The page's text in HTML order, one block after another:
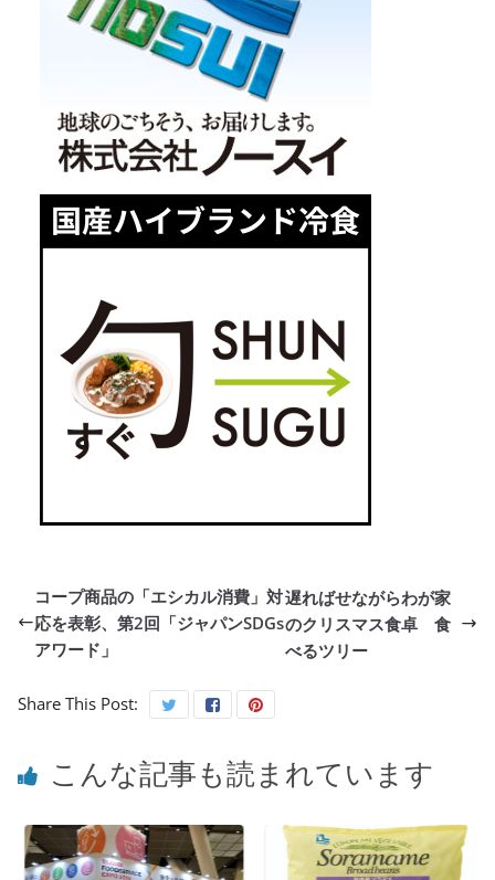
コープ商品の「エシカル消費」対
応を表彰、第2回「ジャパンSDGs
アワード」
遅ればせながらわが家
のクリスマス食卓 食
べるツリー
Share This Post:
こんな記事も読まれています